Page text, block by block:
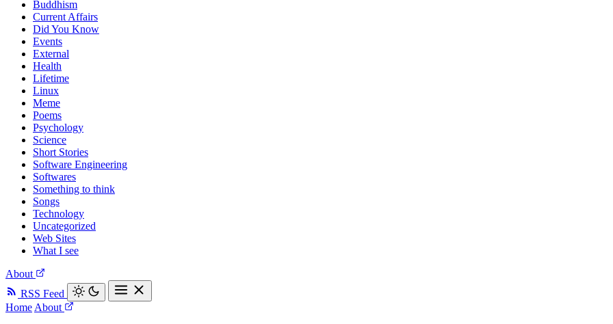
Buddhism
Current Affairs
Did You Know
Events
External
Health
Lifetime
Linux
Meme
Poems
Psychology
Science
Short Stories
Software Engineering
Softwares
Something to think
Songs
Technology
Uncategorized
Web Sites
What I see
About
RSS Feed
Home About